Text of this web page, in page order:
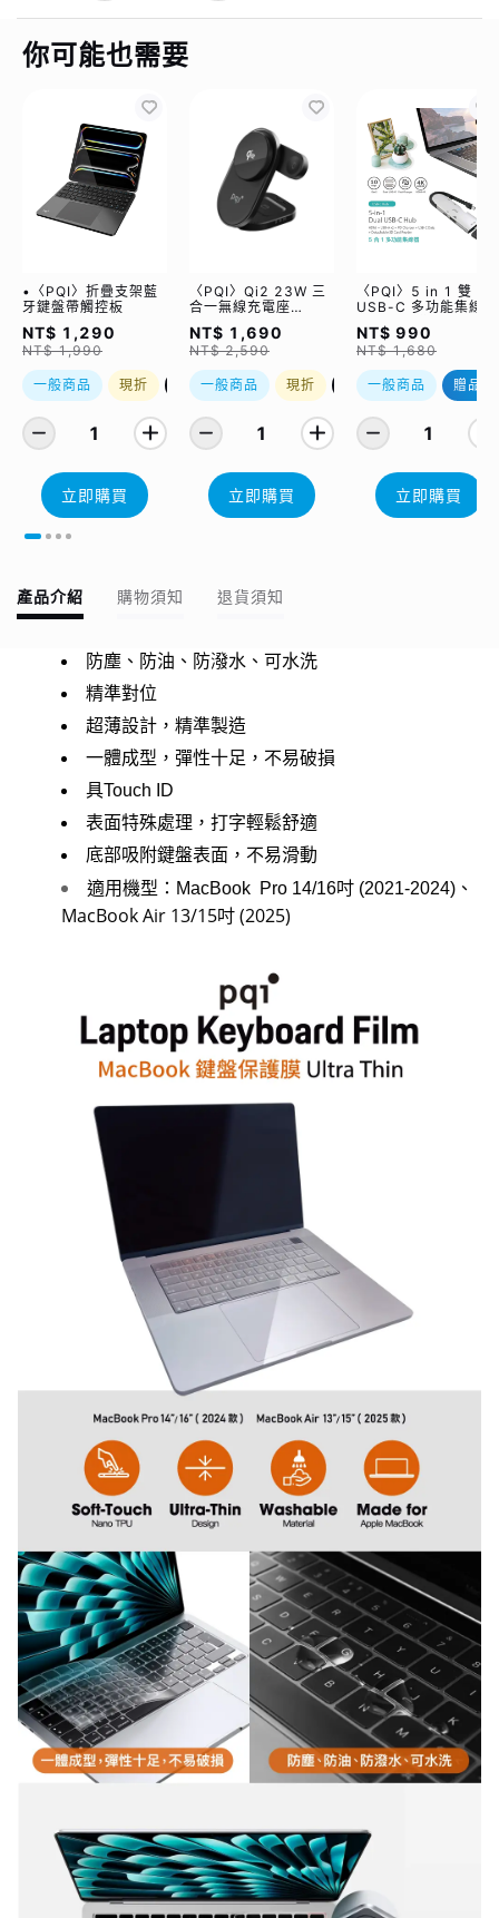
你可能也需要
•〈PQI〉折疊支架藍
牙鍵盤帶觸控板
NT$ 1,290
NT$ 1,990
一般商品 現折 優惠加購
1
立即購買
〈PQI〉Qi2 23W 三
合一無線充電座
(WCC2302)
NT$ 1,690
NT$ 2,590
一般商品 現折 優惠加購
1
立即購買
〈PQI〉5 in 1 雙
USB-C 多功能集線器
（限量加贈｜U988
class 10 Micro SD
記憶卡 64GB，附 SD
轉卡）
NT$ 990
NT$ 1,680
一般商品 贈品
1
立即購買
產品介紹 購物須知 退貨須知
防塵、防油、防潑水、可水洗
精準對位
超薄設計，精準製造
一體成型，彈性十足，不易破損
具Touch ID
表面特殊處理，打字輕鬆舒適
底部吸附鍵盤表面，不易滑動
適用機型：MacBook Pro 14/16吋 (2021-2024)、
MacBook Air 13/15吋 (2025)